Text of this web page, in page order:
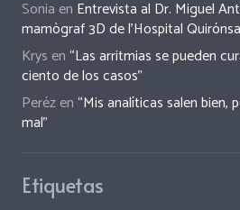
Sonia en Entrevista al Dr. Miguel
mamògraf 3D de l’Hospital
Krys en“Las arritmias se pueden
ciento de los casos”
Perézen“Mis analíticas salen bien,
mal”
Etiquetas